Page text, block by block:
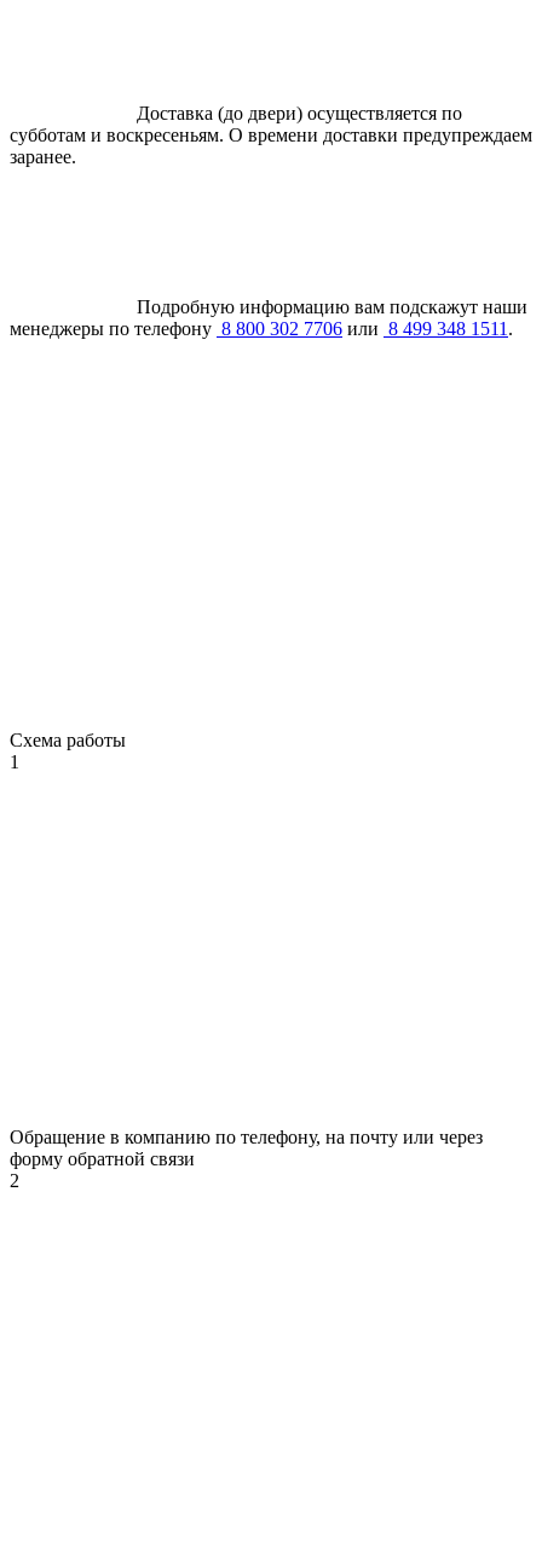
Доставка (до двери) осуществляется по
субботам и воскресеньям. О времени доставки предупреждаем
заранее.
Подробную информацию вам подскажут наши
менеджеры по телефону 8 800 302 7706 или 8 499 348 1511 .
Схема работы
1
Обращение в компанию по телефону, на почту или через
форму обратной связи
2